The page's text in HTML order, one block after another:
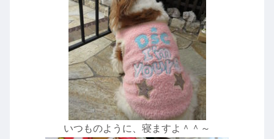
いつものように、寝ますよ＾＾～